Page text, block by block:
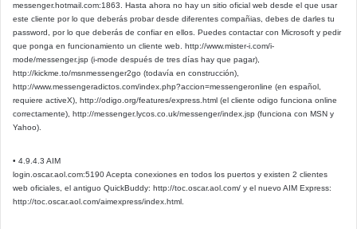
messenger.hotmail.com:1863. Hasta ahora no hay un sitio oficial web desde el que usar
este cliente por lo que deberás probar desde diferentes compañias, debes de darles tu
password, por lo que deberás de confiar en ellos. Puedes contactar con Microsoft y pedir
que ponga en funcionamiento un cliente web. http://www.mister-i.com/i-
mode/messenger.jsp (i-mode después de tres días hay que pagar),
http://kickme.to/msnmessenger2go (todavía en construcción),
http://www.messengeradictos.com/index.php?accion=messengeronline (en español,
requiere activeX), http://odigo.org/features/express.html (el cliente odigo funciona online
correctamente), http://messenger.lycos.co.uk/messenger/index.jsp (funciona con MSN y
Yahoo).
• 4.9.4.3 AIM
login.oscar.aol.com:5190 Acepta conexiones en todos los puertos y existen 2 clientes
web oficiales, el antiguo QuickBuddy: http://toc.oscar.aol.com/ y el nuevo AIM Express:
http://toc.oscar.aol.com/aimexpress/index.html.